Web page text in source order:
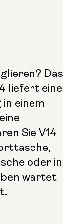
Das
liefert eine
einem
Sie V14
oder in
wartet